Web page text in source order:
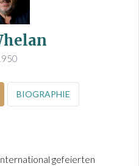
BIOGRAPHIE
gefeierten